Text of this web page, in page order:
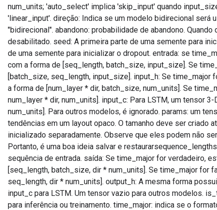
num_units; 'auto_select' implica 'skip_input' quando
'linear_input'. direção: Indica se um modelo bidirecional será
"bidirecional". abandono: probabilidade de abandono.
desabilitado. seed: A primeira parte de uma semente para
de uma semente para inicializar o dropout. entrada: se
com a forma de [seq_length, batch_size, input_size]. Se
[batch_size, seq_length, input_size]. input_h: Se time_major
a forma de [num_layer * dir, batch_size, num_units]. Se
num_layer * dir, num_units]. input_c: Para LSTM, um tensor
num_units]. Para outros modelos, é ignorado. params: um
tendências em um layout opaco. O tamanho deve ser criado
inicializado separadamente. Observe que eles podem não
Portanto, é uma boa ideia salvar e
sequência de entrada. saída: Se time_major for verdadeiro,
[seq_length, batch_size, dir * num_units]. Se time_major for
seq_length, dir * num_units]. output_h: A mesma forma
input_c para LSTM. Um tensor vazio para outros modelos.
para inferência ou treinamento. time_major: indica se o